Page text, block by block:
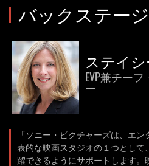
バックステー
ステイ
EVP兼チー
ー
「ソニー・ピクチャーズは、エ
表的な映画スタジオの１つとして
躍できるようにサポートします。